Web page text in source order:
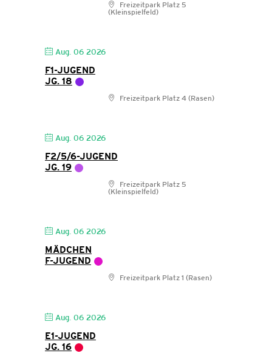
Freizeitpark Platz 5
(Kleinspielfeld)
Aug. 06 2026
F1-JUGEND
JG. 18
Freizeitpark Platz 4 (Rasen)
Aug. 06 2026
F2/5/6-JUGEND
JG. 19
Freizeitpark Platz 5
(Kleinspielfeld)
Aug. 06 2026
MÄDCHEN
F-JUGEND
Freizeitpark Platz 1 (Rasen)
Aug. 06 2026
E1-JUGEND
JG. 16